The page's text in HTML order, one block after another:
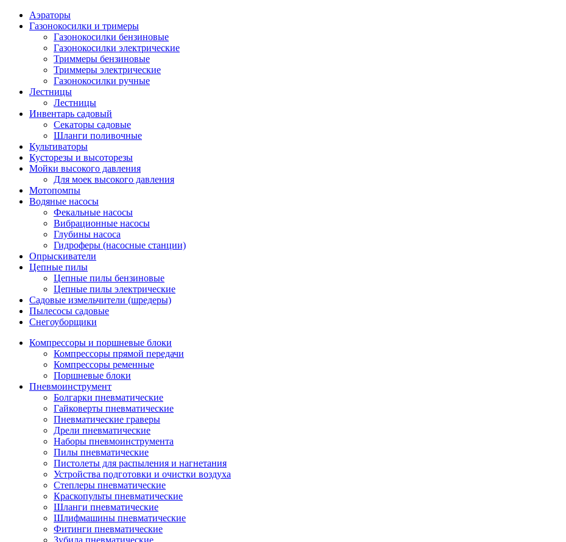
Аэраторы
Газонокосилки и тримеры
Газонокосилки бензиновые
Газонокосилки электрические
Триммеры бензиновые
Триммеры электрические
Газонокосилки ручные
Лестницы
Лестницы
Инвентарь садовый
Секаторы садовые
Шланги поливочные
Культиваторы
Кусторезы и высоторезы
Мойки высокого давления
Для моек высокого давления
Мотопомпы
Водяные насосы
Фекальные насосы
Вибрационные насосы
Глубины насоса
Гидроферы (насосные станции)
Опрыскиватели
Цепные пилы
Цепные пилы бензиновые
Цепные пилы электрические
Садовые измельчители (шредеры)
Пылесосы садовые
Снегоуборщики
Компрессоры и поршневые блоки
Компрессоры прямой передачи
Компрессоры ременные
Поршневые блоки
Пневмоинструмент
Болгарки пневматические
Гайковерты пневматические
Пневматические граверы
Дрели пневматические
Наборы пневмоинструмента
Пилы пневматические
Пистолеты для распыления и нагнетания
Устройства подготовки и очистки воздуха
Степлеры пневматические
Краскопульты пневматические
Шланги пневматические
Шлифмашины пневматические
Фитинги пневматические
Зубила пневматические